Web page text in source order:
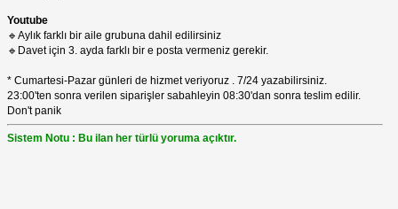
Youtube
🔹Aylık farklı bir aile grubuna dahil edilirsiniz
🔹Davet için 3. ayda farklı bir e posta vermeniz gerekir.
* Cumartesi-Pazar günleri de hizmet veriyoruz . 7/24 yazabilirsiniz.
23:00'ten sonra verilen siparişler sabahleyin 08:30'dan sonra teslim edilir.
Don't panik
Sistem Notu : Bu ilan her türlü yoruma açıktır.